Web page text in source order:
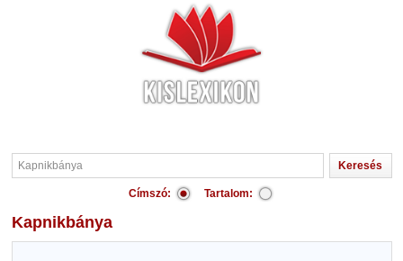
Címszó: Tartalom:
Kapnikbánya